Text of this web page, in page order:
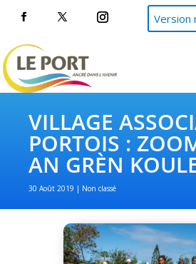
Version
VILLAGE
PORTOIS :
AN GRÈN
30 Août 2019 Non classé